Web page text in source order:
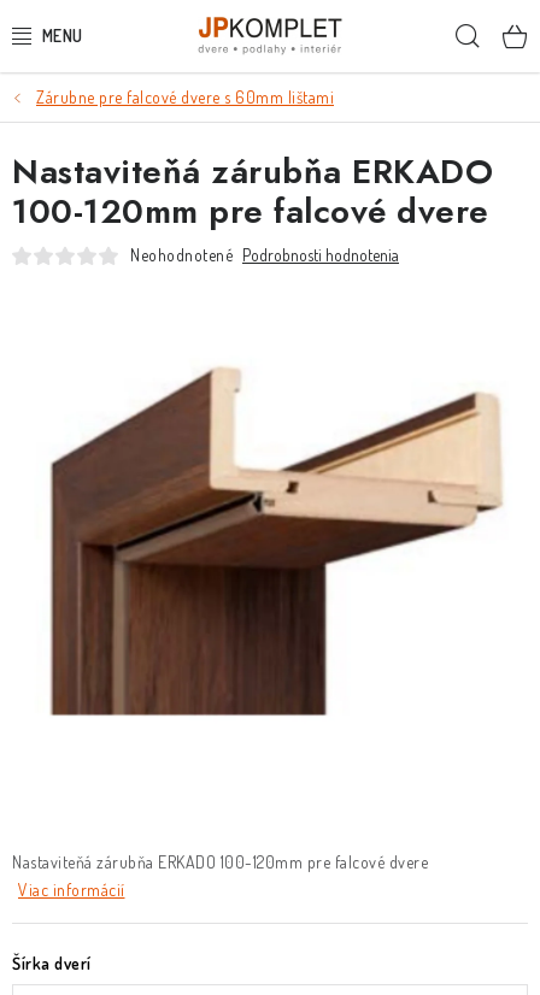
na
PODLAHY
DVERE A ZÁRUBNE
DVERE
KĽUČKY A ZÁMKY
Služby Referencie Moja objednávka
Zárubne pre falcové dvere s 60mm lištami
Nastaviteňá zárubňa ERKADO 100-120mm pre falcové dvere
Viac informácií
Šírka dverí
Nastaviteňá zárubňa ERKADO
100-120mm pre falcové dvere
Neohodnotené Podrobnosti hodnotenia